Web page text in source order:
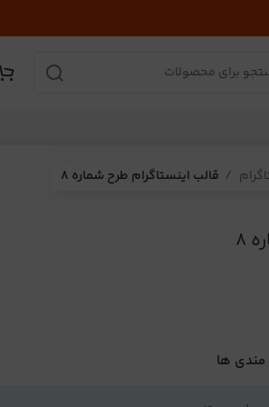
قالب اینستاگرام طرح شماره 8
8
مندی ها